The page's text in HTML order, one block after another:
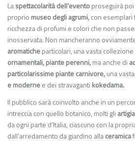
Laspettacolarità dell’eventoproseguirà
proprio museo degli agrumi,con esemplari
ricchezza di profumi e colori che non
inosservata. Non mancheranno
aromaticheparticolari, una vasta collezione
ornamentali, piante perenni,ma anche di
particolarissime piante carnivore,una
e modernee dei stravaganti kokedama.
Il pubblico sarà coinvolto anche in un
intreccia con quello botanico, molti gli
da ogni parte d’Italia, ciascuno con la
dall’arredamento da giardino allaceramica